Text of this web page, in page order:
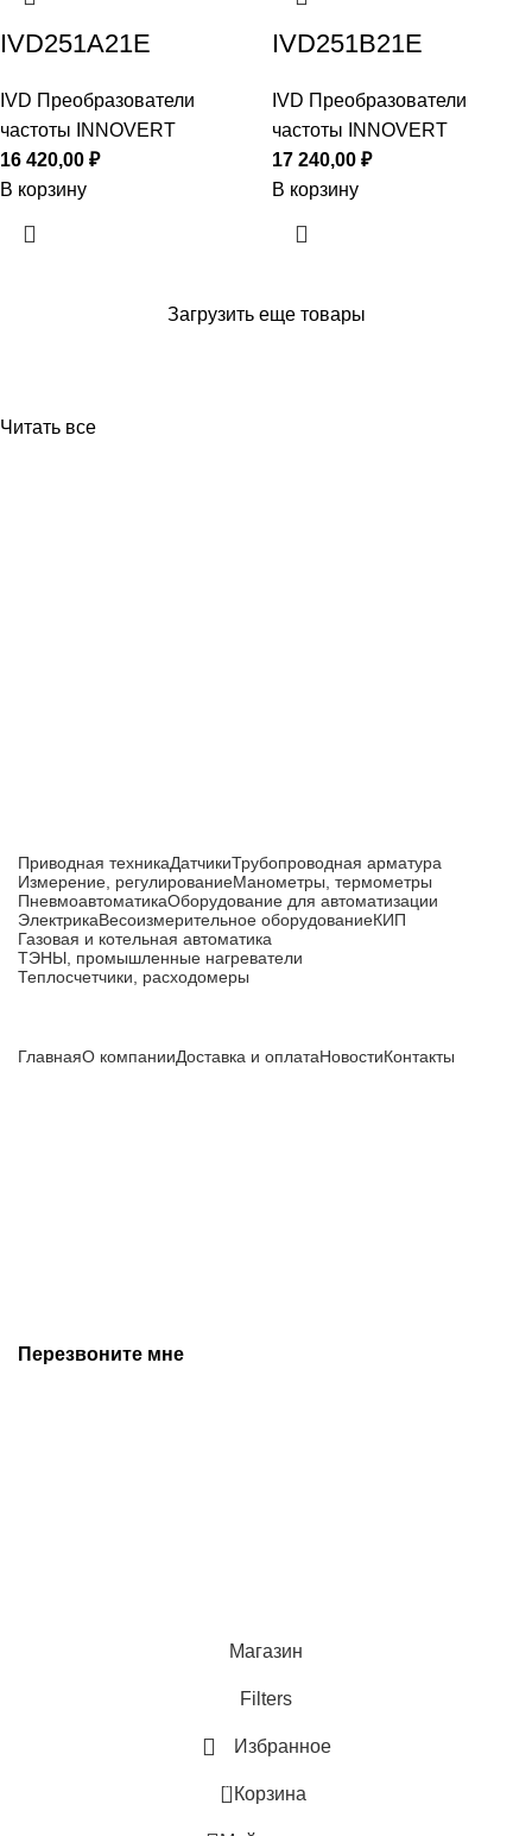
IVD251A21E
IVD Преобразователи
частоты INNOVERT
16 420,00 ₽
В корзину
IVD251B21E
IVD Преобразователи
частоты INNOVERT
17 240,00 ₽
В корзину
Загрузить еще товары
Читать все
Приводная техникаДатчикиТрубопроводная арматура
Измерение, регулированиеМанометры, термометры
ПневмоавтоматикаОборудование для автоматизации
ЭлектрикаВесоизмерительное оборудованиеКИП
Газовая и котельная автоматика
ТЭНЫ, промышленные нагреватели
Теплосчетчики, расходомеры
ГлавнаяО компанииДоставка и оплатаНовостиКонтакты
Перезвоните мне
Магазин
Filters
Избранное
0 Корзина